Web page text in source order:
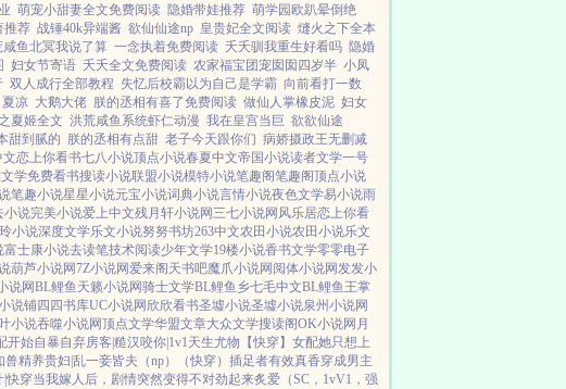
萌宠小甜妻全文免费阅读 隐婚带娃推荐 萌学园欧趴晕倒绝
推荐 战锤40k异端酱 欲仙仙途np 皇贵妃全文阅读 熢火之下全本
咸鱼北冥我说了算 一念执着免费阅读 夭夭驯我重生好看吗 隐婚
妇女节寄语 夭夭全文免费阅读 农家福宝团宠囡囡四岁半 小凤
双人成行全部教程 失忆后校霸以为自己是学霸 向前看打一数
凉 大鹅大佬 朕的丞相有喜了免费阅读 做仙人掌橡皮泥 妇女
夏姬全文 洪荒咸鱼系统虾仁动漫 我在皇宫当巨 欲欲仙途
甜到腻的 朕的丞相有点甜 老子今天跟你们 病娇摄政王无删减
文恋上你看书七八小说顶点小说春夏中文帝国小说读者文学一号
学免费看书搜读小说联盟小说模特小说笔趣阁笔趣阁顶点小说
笔趣小说星星小说元宝小说词典小说言情小说夜色文学易小说雨
小说完美小说爱上中文残月轩小说网 三七小说网 风乐居恋上你看
小说深度文学乐文小说努努书坊263中文农田小说农田小说乐文
富士康小说去读笔技术阅读少年文学19楼小说香书文学零零电子
葫芦小说网7Z小说网爱来阁 天书吧魔爪小说网 阅体小说网发发小
说网BL鲤鱼 天籁小说网骑士文学BL鲤鱼乡七毛中文BL鲤鱼王掌
说铺四四书库UC小说网 欣欣看书圣墟小说圣墟小说泉州小说网
小说吞噬小说网顶点文学华盟文章大众文学搜读阁OK小说网 月
开始自暴自弃房客|糙汉咬你|1v1天生尤物【快穿】 女配她只想上
兽精养贵妇|乱一妾皆夫（np） （快穿）插足者有效真香穿成男主
|快穿当我嫁人后，剧情突然变得不对劲起来炙爱（SC，1vV1，强